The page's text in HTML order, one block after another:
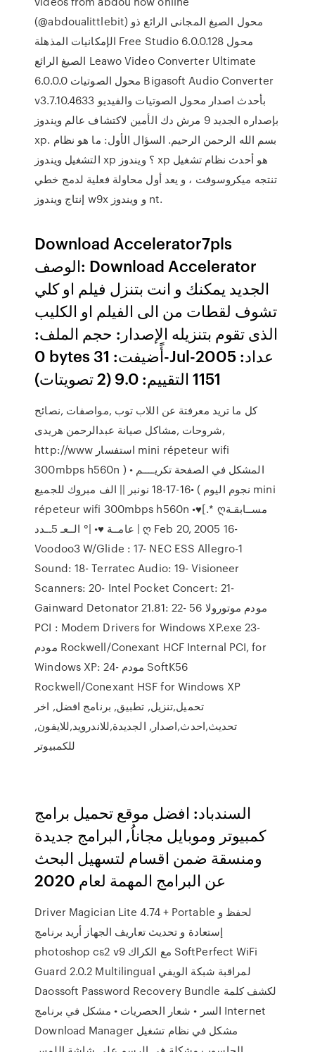
(@abdoualittlebit) محول الصيغ المجانى الرائع ذو
الإمكانيات المذهلة Free Studio 6.0.0.128 محول
الصيغ الرائع Leawo Video Converter Ultimate
6.0.0.0 محول الصوتيات Bigasoft Audio Converter
v3.7.10.4633 بأحدث اصدار محول الصوتيات والفيديو
بإصداره الجديد 9 مرش دك الأمين لاكتشاف عالم ويندوز
xp. بسم الله الرحمن الرحيم. السؤال الأول: ما هو نظام
التشغيل ويندوز xp ؟ ويندوز xp هو أحدث نظام تشغيل
تنتجه ميكروسوفت ، و يعد أول محاولة فعلية لدمج خطي
إنتاج ويندوز w9x و ويندوز nt.
Download Accelerator7pls
الوصف: Download Accelerator
الجديد يمكنك و انت بتنزل فيلم او كلي
تشوف لقطات من الى الفيلم او الكليب
الذى تقوم بتنزيله الإصدار: حجم الملف:
0 bytes أًضيفت: 31-Jul-2005 عداد:
1151 التقييم: 9.0 (2 تصويتات)
كل ما تريد معرفتة عن اللاب توب ,مواصفات ,نصائح
,شروحات ,مشاكل صيانة عبدالرحمن هريدى
http://www استفسار mini répeteur wifi
300mbps h560n المشكل في الصفحة تكريــــم • (
نجوم اليوم ) •16-17-18 نونبر || الف مبروك للجميع mini
répeteur wifi 300mbps h560n •♥[.* ღمســابقـة
عامــة ♥• |° الــعـ 5ــدد | ღ Feb 20, 2005 16-
Voodoo3 W/Glide : 17- NEC ESS Allegro-1
Sound: 18- Terratec Audio: 19- Visioneer
Scanners: 20- Intel Pocket Concert: 21-
Gainward Detonator 21.81: 22- مودم موتورولا 56
PCI : Modem Drivers for Windows XP.exe 23-
مودم Rockwell/Conexant HCF Internal PCI, for
Windows XP: 24- مودم SoftK56
Rockwell/Conexant HSF for Windows XP
تحميل,تنزيل, تطبيق, برنامج افضل, اخر
تحديث,احدث,اصدار, الجديدة,للاندرويد,للايفون,
للكمبيوتر
السندباد: افضل موقع تحميل برامج
كمبيوتر وموبايل مجاناُ, البرامج جديدة
ومنسقة ضمن اقسام لتسهيل البحث
عن البرامج المهمة لعام 2020
Driver Magician Lite 4.74 + Portable لحفظ و
إستعادة و تحديث تعاريف الجهاز أريد برنامج
photoshop cs2 v9 مع الكراك SoftPerfect WiFi
Guard 2.0.2 Multilingual لمراقبة شبكة الويفي
Daossoft Password Recovery Bundle لكشف كلمة
السر • شعار الحصريات • مشكل في برنامج Internet
Download Manager مشكل في نظام تشغيل